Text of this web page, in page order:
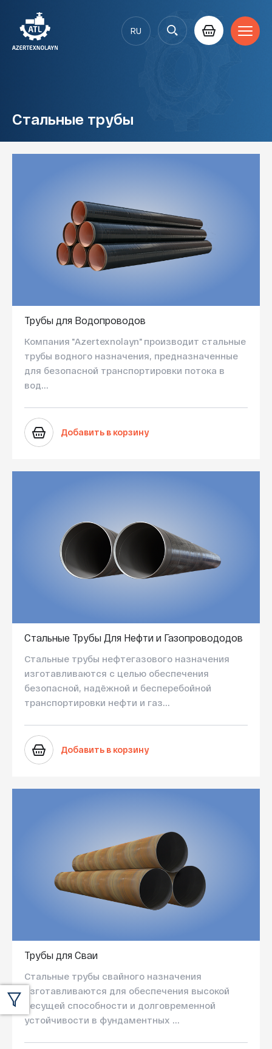
RU
Стальные трубы
Продукты
Стальные трубы
Трубы для Водопроводов
Компания "Azertexnolayn" производит стальные
трубы водного назначения, предназначенные
для безопасной транспортировки потока в
вод...
Добавить в корзину
Стальные Трубы Для Нефти и Газопровододов
Стальные трубы нефтегазового назначения
изготавливаются с целью обеспечения
безопасной, надёжной и бесперебойной
транспортировки нефти и газ...
Добавить в корзину
Трубы для Сваи
Стальные трубы свайного назначения
изготавливаются для обеспечения высокой
несущей способности и долговременной
устойчивости в фундаментных ...